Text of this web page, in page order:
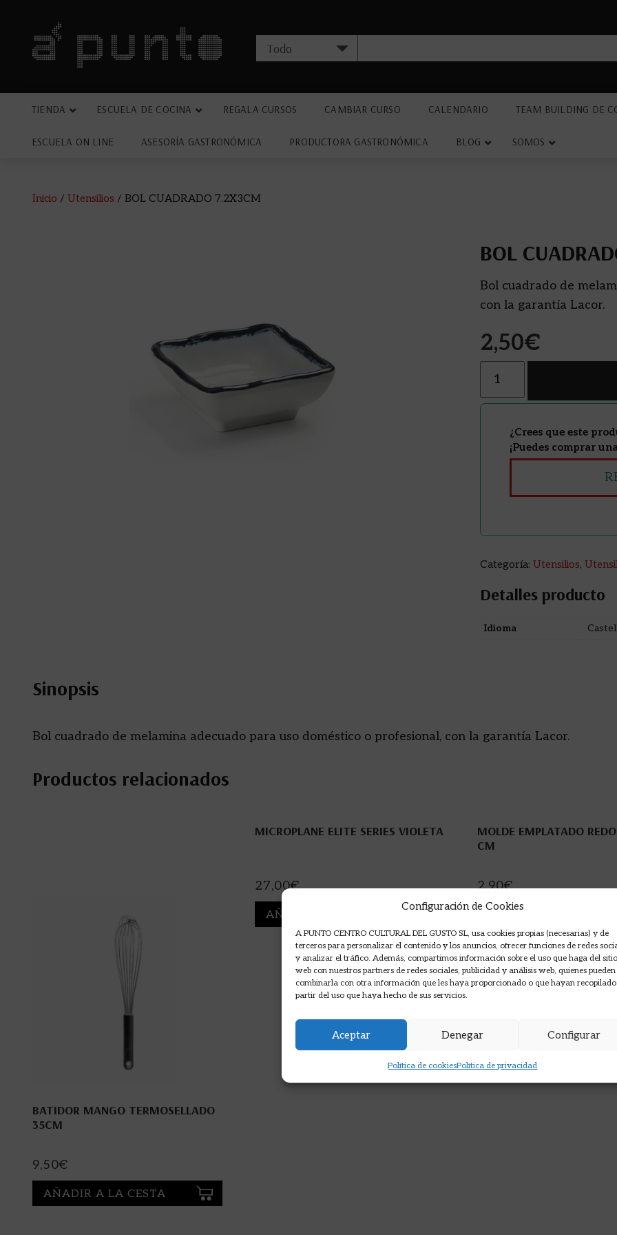
Configuración de Cookies
A PUNTO CENTRO CULTURAL DEL GUSTO SL, usa cookies propias (necesarias) y de
terceros para personalizar el contenido y los anuncios, ofrecer funciones de redes
y analizar el tráfico. Además, compartimos información sobre el uso que haga del sitio
web con nuestros partners de redes sociales, publicidad y análisis web, quienes pueden
combinarla con otra información que les haya proporcionado o que hayan
partir del uso que haya hecho de sus servicios.
Aceptar Denegar Configurar
Política de cookiesPolítica de privacidad
TIENDA ESCUELA DE COCINA REGALA CURSOS CAMBIAR CURSO CALENDARIO TEAM BUILDING DE
ESCUELA ON LINE ASESORÍA GASTRONÓMICA PRODUCTORA GASTRONÓMICA BLOG SOMOS
Inicio / Utensilios / BOL CUADRADO 7.2X3CM
BOL
Bol cuadrado de
con la garantía Lacor.
2,50€
¿Crees que este
¡Puedes comprar
Categoría: Utensilios,
Detalles producto
Idioma
Sinopsis
Bol cuadrado de melamina adecuado para uso doméstico o profesional, con la garantía Lacor.
Productos relacionados
BATIDOR MANGO TERMOSELLADO
35CM
9,50€
AÑADIR A LA CESTA
MICROPLANE ELITE SERIES VIOLETA
27,00€
AÑADIR A LA CESTA
MOLDE EMPLATADO
CM
2,90€